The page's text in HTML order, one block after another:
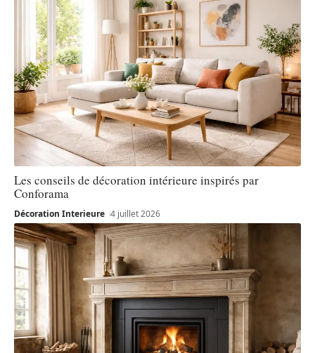
Les conseils de décoration intérieure inspirés par
Conforama
Décoration Interieure 4 juillet 2026